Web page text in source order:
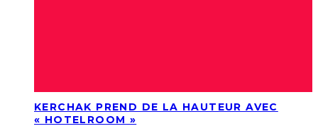
KERCHAK PREND DE LA HAUTEUR AVEC
« HOTELROOM »